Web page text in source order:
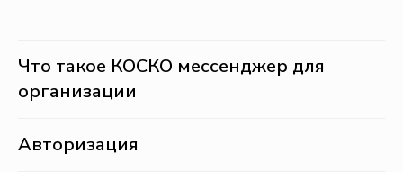
Что такое КОСКО мессенджер для
организации
Авторизация